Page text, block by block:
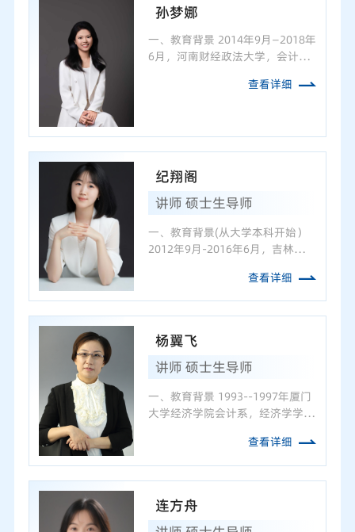
孙梦娜
一、教育背景 2014年9月—2018年
6月，河南财经政法大学，会计学
年6月，河南财经政法大学，会计
会计学院，管理学博士 二、...
查看详细
纪翔阁
讲师 硕士生导师
一、教育背景(从大学本科开始）
2012年9月-2016年6月，吉林大学
月-2022年6月，厦门大学管理学
院，管理学博士（硕博连读）
二、主要研究方向和教学领域 公
司金融、公司治理等 三、科研课...
查看详细
杨翼飞
讲师 硕士生导师
一、教育背景 1993--1997年厦门
大学经济学院会计系，经济学学士
工商管理中心，管理学硕士 2003-
-2006年厦门大学管理学院会计
系，管理学博士 二、主要研究方
查看详细
连方舟